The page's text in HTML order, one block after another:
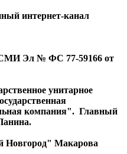
интернет-канал
СМИ Эл № ФС 77-59166 от
унитарное
компания". Главный
Новгород" Макарова